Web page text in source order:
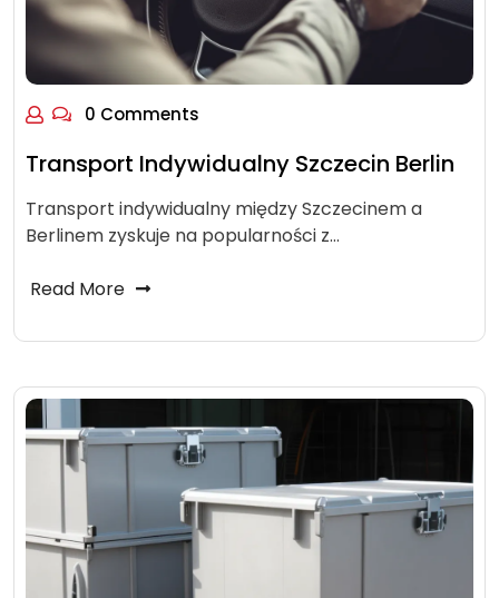
0 Comments
Transport Indywidualny Szczecin Berlin
Transport indywidualny między Szczecinem a
Berlinem zyskuje na popularności z…
Read More